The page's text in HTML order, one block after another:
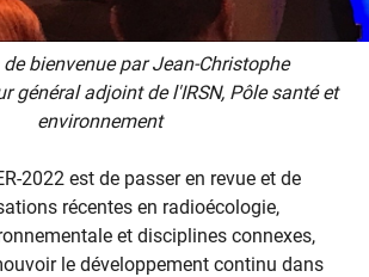
bienvenue par Jean-Christophe
général adjoint de l'IRSN, Pôle santé et
environnement
2022 est de passer en revue et de
récentes en radioécologie,
et disciplines connexes,
le développement continu dans